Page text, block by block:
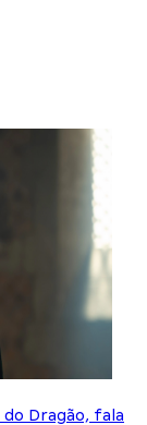
Dragão, fala